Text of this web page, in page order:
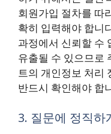
회원가입 절차를 따
확히 입력해야 합니
과정에서 신뢰할 수
유출될 수 있으므로
트의 개인정보 처리
반드시 확인해야 합
3. 질문에 정직하